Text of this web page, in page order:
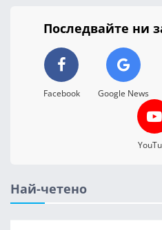
Последвайте ни
Facebook Google News
Най-четено